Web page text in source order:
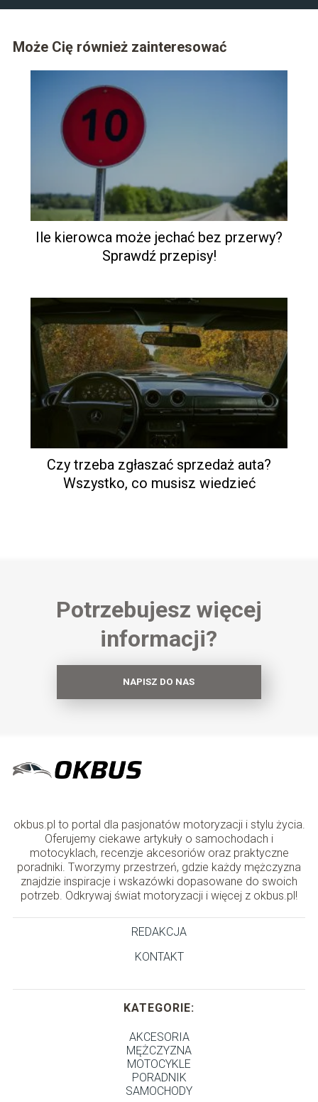
Może Cię również zainteresować
Ile kierowca może jechać bez przerwy?
Sprawdź przepisy!
Czy trzeba zgłaszać sprzedaż auta?
Wszystko, co musisz wiedzieć
Potrzebujesz więcej
informacji?
NAPISZ DO NAS
okbus.pl to portal dla pasjonatów motoryzacji i stylu życia.
Oferujemy ciekawe artykuły o samochodach i
motocyklach, recenzje akcesoriów oraz praktyczne
poradniki. Tworzymy przestrzeń, gdzie każdy mężczyzna
znajdzie inspiracje i wskazówki dopasowane do swoich
potrzeb. Odkrywaj świat motoryzacji i więcej z okbus.pl!
REDAKCJA
KONTAKT
KATEGORIE:
AKCESORIA
MĘŻCZYZNA
MOTOCYKLE
PORADNIK
SAMOCHODY